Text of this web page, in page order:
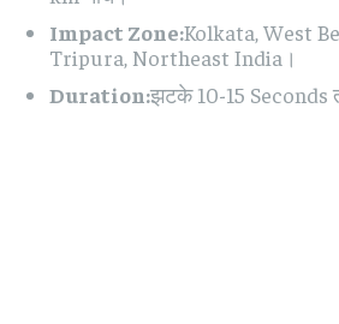
Impact Zone:Kolkata, West
Tripura, Northeast India।
Duration:झटके 10-15 Seconds